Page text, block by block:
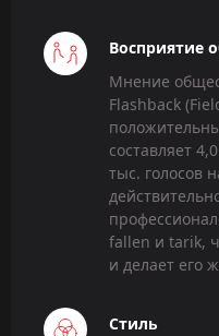
Восприятие
Мнение
Flashback
составляет
тыс. голосов
fallen и tarik,
и делает его
Стиль